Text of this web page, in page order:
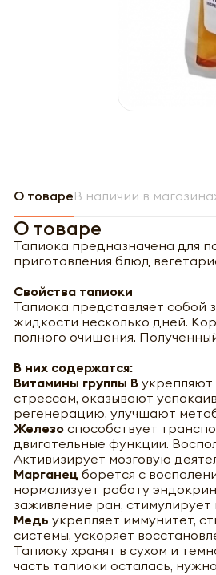
О товареВ наличии в
О товаре
Тапиока предназначена для
приготовления блюд
Свойства тапиоки
Тапиока представляет собой
жидкости несколько дней.
полного очищения.
В них содержатся:
Витамины группы В укрепляют
стрессом, оказывают
регенерацию, улучшают
Железо способствует
двигательные функции.
Активизирует мозговую
Марганец борется с
нормализует работу
заживление ран, стимулирует
Медь укрепляет иммунитет,
системы, ускоряет
Тапиоку хранят в сухом и
часть тапиоки осталась,